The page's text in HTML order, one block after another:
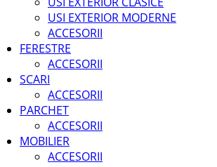
USI EXTERIOR MODERNE
ACCESORII
FERESTRE
ACCESORII
SCARI
ACCESORII
PARCHET
ACCESORII
MOBILIER
ACCESORII